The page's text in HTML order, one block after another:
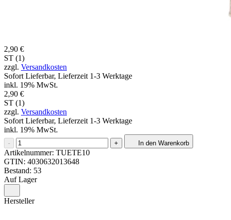
2,90 €
ST (1)
zzgl. Versandkosten
Sofort Lieferbar, Lieferzeit 1-3 Werktage
inkl. 19% MwSt.
2,90 €
ST (1)
zzgl. Versandkosten
Sofort Lieferbar, Lieferzeit 1-3 Werktage
inkl. 19% MwSt.
- + In den Warenkorb
Artikelnummer: TUETE10
GTIN: 4030632013648
Bestand: 53
Auf Lager
Hersteller